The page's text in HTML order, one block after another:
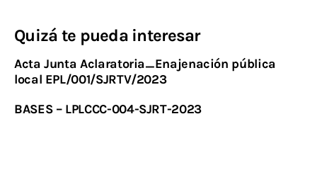
Quizá te pueda interesar
Acta Junta Aclaratoria_Enajenación pública
local EPL/001/SJRTV/2023
BASES – LPLCCC-004-SJRT-2023